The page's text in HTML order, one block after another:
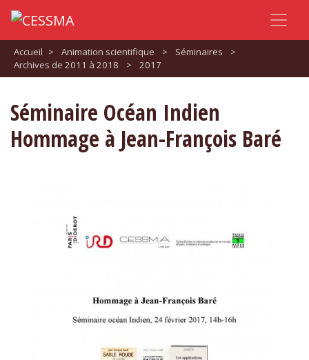
Accueil > Animation scientifique > Séminaires
>
Archives de 2011 à 2018
> 2017
Séminaire Océan Indien
Hommage à Jean-François Baré